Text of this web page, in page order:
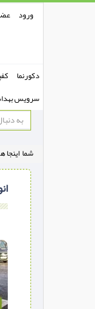
ورود
دکورنما
سرویس
شما اینجا